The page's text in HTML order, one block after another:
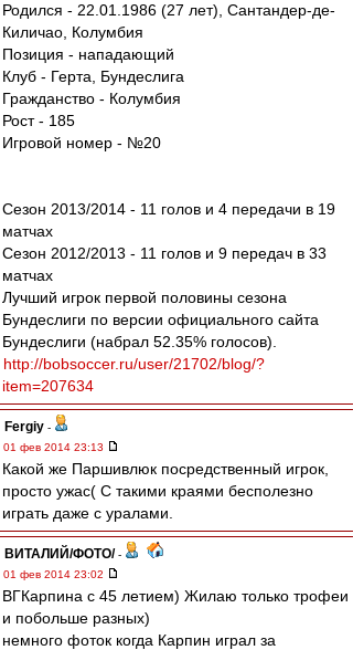
Родился - 22.01.1986 (27 лет), Сантандер-де-
Киличао, Колумбия
Позиция - нападающий
Клуб - Герта, Бундеслига
Гражданство - Колумбия
Рост - 185
Игровой номер - №20
Сезон 2013/2014 - 11 голов и 4 передачи в 19
матчах
Сезон 2012/2013 - 11 голов и 9 передач в 33
матчах
Лучший игрок первой половины сезона
Бундеслиги по версии официального сайта
Бундеслиги (набрал 52.35% голосов).
http://bobsoccer.ru/user/21702/blog/?
item=207634
Fergiy -
01 фев 2014 23:13
Какой же Паршивлюк посредственный игрок,
просто ужас( С такими краями бесполезно
играть даже с уралами.
ВИТАЛИЙ/ФОТО/ -
01 фев 2014 23:02
ВГКарпина с 45 летием) Жилаю только трофеи
и побольше разных)
немного фоток когда Карпин играл за